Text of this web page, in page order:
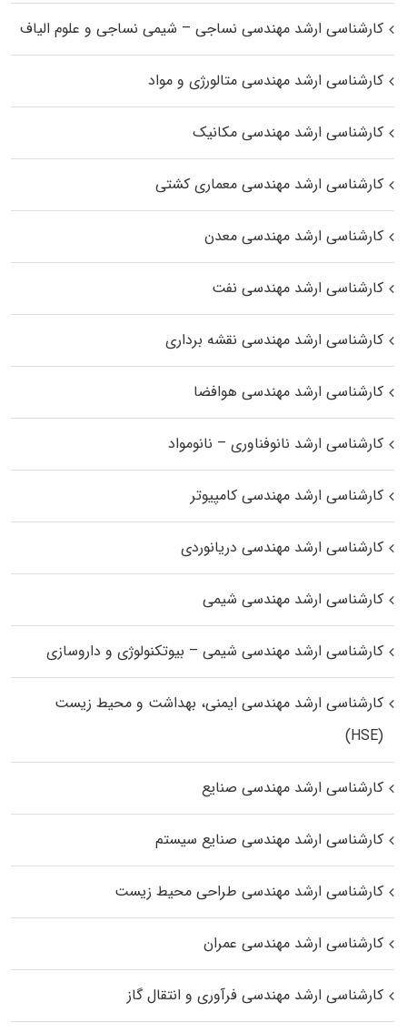
کارشناسی ارشد مهندسی نساجی – شیمی نساجی و علوم الیاف
کارشناسی ارشد مهندسی متالورژی و مواد
کارشناسی ارشد مهندسی مکانیک
کارشناسی ارشد مهندسی معماری کشتی
کارشناسی ارشد مهندسی معدن
کارشناسی ارشد مهندسی نفت
کارشناسی ارشد مهندسی نقشه برداری
کارشناسی ارشد مهندسی هوافضا
کارشناسی ارشد نانوفناوری – نانومواد
کارشناسی ارشد مهندسی کامپیوتر
کارشناسی ارشد مهندسی دریانوردی
کارشناسی ارشد مهندسی شیمی
کارشناسی ارشد مهندسی شیمی – بیوتکنولوژی و داروسازی
کارشناسی ارشد مهندسی ایمنی، بهداشت و محیط زیست
(HSE)
کارشناسی ارشد مهندسی صنایع
کارشناسی ارشد مهندسی صنایع سیستم
کارشناسی ارشد مهندسی طراحی محیط زیست
کارشناسی ارشد مهندسی عمران
کارشناسی ارشد مهندسی فرآوری و انتقال گاز